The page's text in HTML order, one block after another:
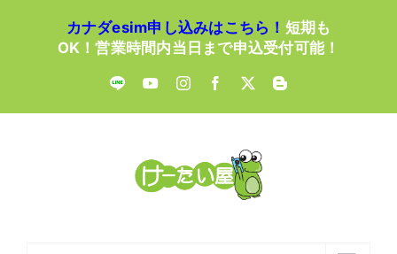
カナダesim申し込みはこちら！ 短期も
OK！営業時間内当日まで申込受付可能！
LINE YouTubeInstagramFacebook
X Blogger